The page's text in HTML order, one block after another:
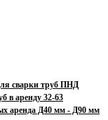
сварки труб ПНД
в аренду 32-63
аренда Д40 мм - Д90 мм